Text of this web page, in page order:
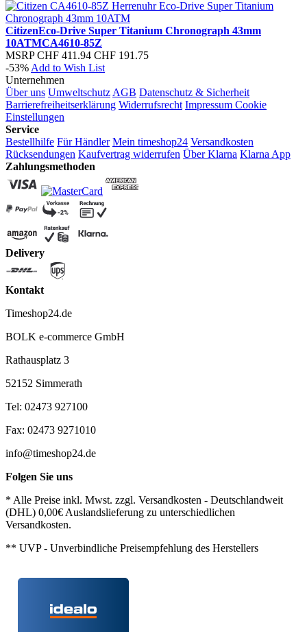
CitizenEco-Drive Super Titanium Chronograph 43mm
10ATMCA4610-85Z
MSRP CHF 411.94 CHF 191.75
-53% Add to Wish List
Unternehmen
Über uns Umweltschutz AGB Datenschutz & Sicherheit
Barrierefreiheitserklärung Widerrufsrecht Impressum Cookie
Einstellungen
Service
Bestellhilfe Für Händler Mein timeshop24 Versandkosten
Rücksendungen Kaufvertrag widerrufen Über Klarna Klarna App
Zahlungsmethoden
Delivery
Kontakt
Timeshop24.de
BOLK e-commerce GmbH
Rathausplatz 3
52152 Simmerath
Tel: 02473 927100
Fax: 02473 9271010
info@timeshop24.de
Folgen Sie uns
* Alle Preise inkl. Mwst. zzgl. Versandkosten - Deutschlandweit
(DHL) 0,00€ Auslandslieferung zu unterschiedlichen
Versandkosten.
** UVP - Unverbindliche Preisempfehlung des Herstellers